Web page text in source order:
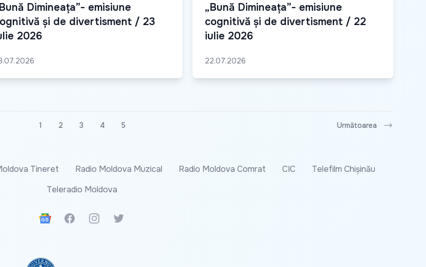
Dimineața”- emisiune
și de divertisment / 23
2026
„Bună Dimineața”- emisiune
cognitivă și de divertisment / 22
iulie 2026
22.07.2026
1 2 3 4 5 Următoarea
Tineret Radio Moldova Muzical Radio Moldova Comrat CIC
Telefilm Chișinău
Teleradio Moldova
Google News
FacebookInstagramTwitter